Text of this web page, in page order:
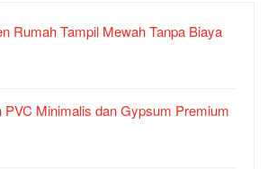
Rumah Tampil Mewah Tanpa Biaya
PVC Minimalis dan Gypsum Premium